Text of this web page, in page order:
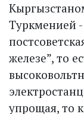
Туркменией
железе”, то
упрощая, то